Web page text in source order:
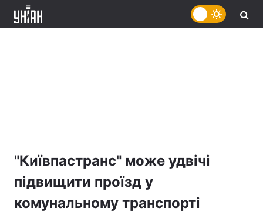
"Київпастранс" може удвічі
підвищити проїзд у
комунальному транспорті